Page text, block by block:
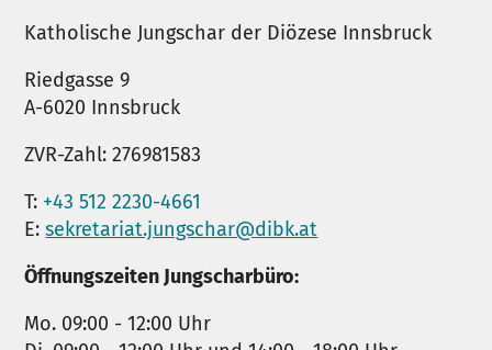
Katholische Jungschar der Diözese Innsbruck
Riedgasse 9
A-6020 Innsbruck
ZVR-Zahl: 276981583
T: +43 512 2230-4661
E:sekretariat.jungschar@dibk.at
Öffnungszeiten Jungscharbüro:
Mo. 09:00 - 12:00 Uhr